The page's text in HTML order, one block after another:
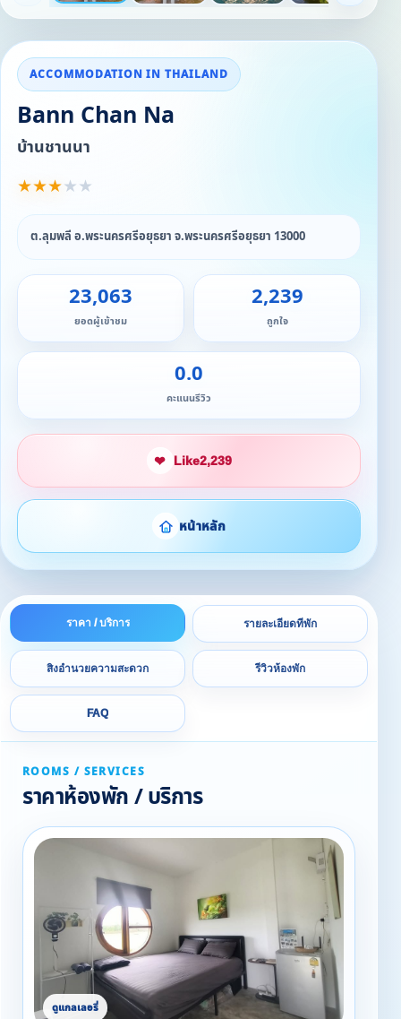
ACCOMMODATION IN THAILAND
Bann Chan Na
บ้านชานนา
★★★★★
ต.ลุมพลี อ.พระนครศรีอยุธยา จ.พระนครศรีอยุธยา 13000
23,063
ยอดผู้เข้าชม
2,239
ถูกใจ
0.0
คะแนนรีวิว
❤ Like2,239
หน้าหลัก
ราคา / บริการ รายละเอียดที่พัก
สิ่งอำนวยความสะดวก รีวิวห้องพัก
FAQ
ROOMS / SERVICES
ราคาห้องพัก / บริการ